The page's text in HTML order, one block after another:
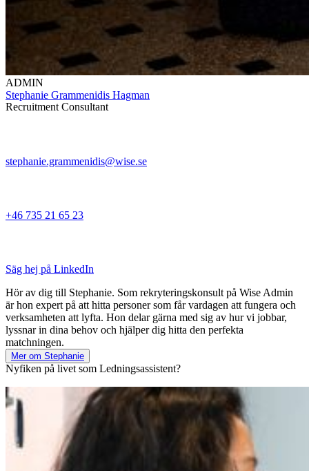
ADMIN
Stephanie Grammenidis Hagman
Recruitment Consultant
stephanie.grammenidis@wise.se
+46 735 21 65 23
Säg hej på LinkedIn
Hör av dig till Stephanie. Som rekryteringskonsult på Wise Admin
är hon expert på att hitta personer som får vardagen att fungera och
verksamheten att lyfta. Hon delar gärna med sig av hur vi jobbar,
lyssnar in dina behov och hjälper dig hitta den perfekta
matchningen.
Mer om Stephanie
Nyfiken på livet som Ledningsassistent?